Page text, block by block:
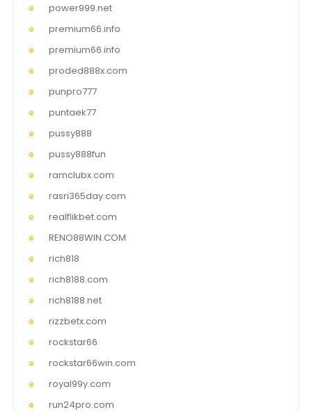
power999.net
premium66.info
premium66.info
proded888x.com
punpro777
puntaek77
pussy888
pussy888fun
ramclubx.com
rasri365day.com
realflikbet.com
RENO88WIN.COM
rich818
rich8188.com
rich8188.net
rizzbetx.com
rockstar66
rockstar66win.com
royal99y.com
run24pro.com